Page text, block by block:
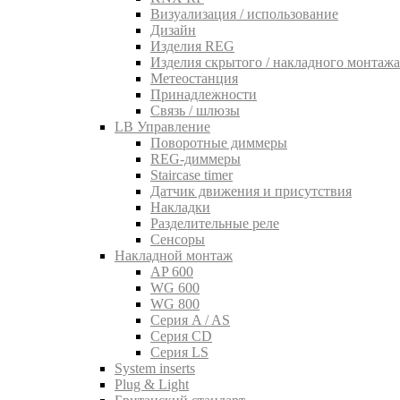
Визуализация / использование
Дизайн
Изделия REG
Изделия скрытого / накладного монтажа
Метеостанция
Принадлежности
Связь / шлюзы
LB Управление
Поворотные диммеры
REG-диммеры
Staircase timer
Датчик движения и присутствия
Накладки
Разделительные реле
Сенсоры
Накладной монтаж
AP 600
WG 600
WG 800
Серия A / AS
Серия CD
Серия LS
System inserts
Plug & Light